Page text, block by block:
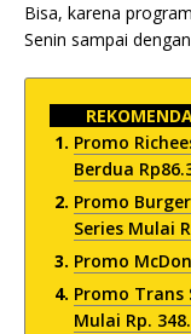
Bisa, karena
Senin sampai
Promo
Berdua
Promo
Series Mulai
Promo
Promo Trans
Mulai Rp.